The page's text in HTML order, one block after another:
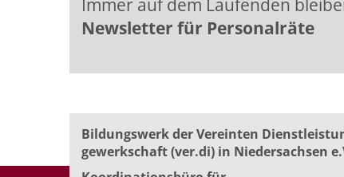
Immer auf dem Laufenden
Newsletter für Personalräte
Bildungswerk der Vereinten
ge­werk­schaft (ver.di) in Niedersachsen